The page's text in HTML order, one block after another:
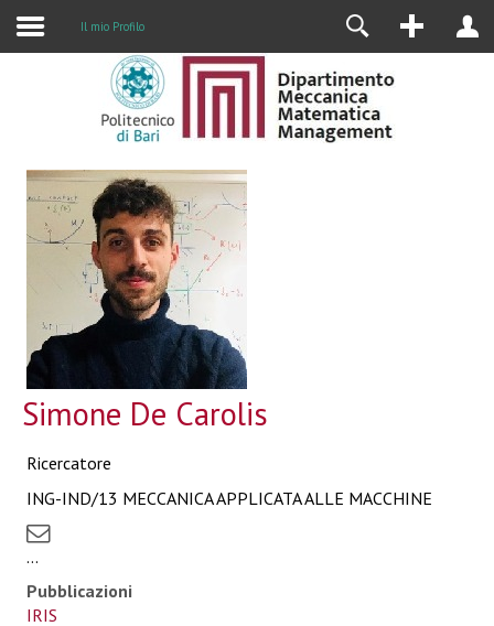
Il mio Profilo
Simone De Carolis
Ricercatore
ING-IND/13 MECCANICA APPLICATA ALLE MACCHINE
...
Pubblicazioni
IRIS